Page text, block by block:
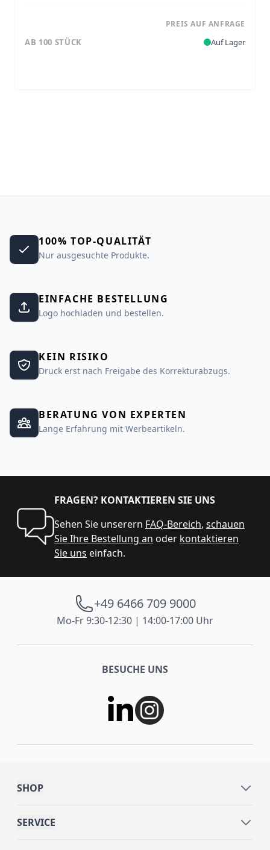
PREIS AUF ANFRAGE
AB 100 STÜCK Auf Lager
100% TOP-QUALITÄT
Nur ausgesuchte Produkte.
EINFACHE BESTELLUNG
Logo hochladen und bestellen.
KEIN RISIKO
Druck erst nach Freigabe des Korrekturabzugs.
BERATUNG VON EXPERTEN
Lange Erfahrung mit Werbeartikeln.
FRAGEN? KONTAKTIEREN SIE UNS
Sehen Sie unserern FAQ-Bereich, schauen
Sie Ihre Bestellung an oder kontaktieren
Sie uns einfach.
+49 6466 709 9000
Mo-Fr 9:30-12:30 | 14:00-17:00 Uhr
BESUCHE UNS
SHOP
SERVICE